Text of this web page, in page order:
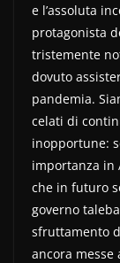
e l’assoluta
protagonista
tristemente
dovuto
pandemia.
celati di
inopportune:
importanza in
che in futuro
governo
sfruttamento
ancora messe